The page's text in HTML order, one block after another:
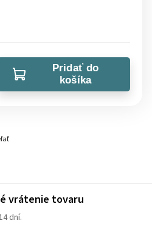
Pridať do
košíka
vrátenie tovaru
dní.